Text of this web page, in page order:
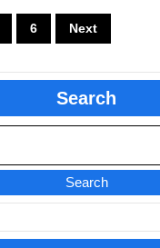
6 Next
Search
Search